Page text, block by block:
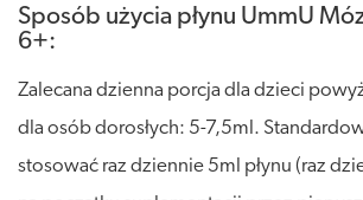
Sposób użycia płynu UmmU
6+:
Zalecana dzienna porcja dla dzieci
dla osób dorosłych: 5-7,5ml.
stosować raz dziennie 5ml płynu (raz